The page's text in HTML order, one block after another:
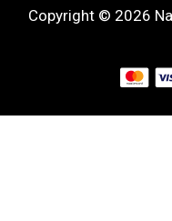
Copyright © 2026